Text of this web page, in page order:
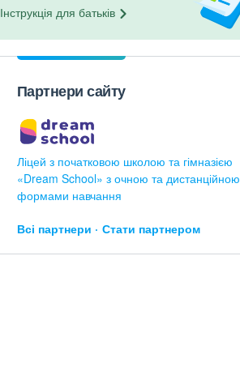
Інструкція для батьків
Партнери сайту
Ліцей з початковою школою та гімназією
«Dream School» з очною та дистанційною
формами навчання
Всі партнери Стати партнером